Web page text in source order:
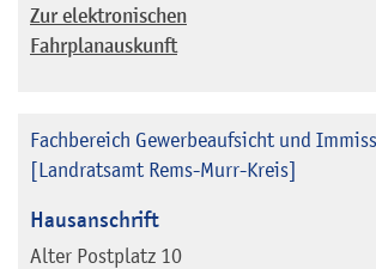
Zur elektronischen
Fahrplanauskunft
Fachbereich Gewerbeaufsicht und
[Landratsamt Rems-Murr-Kreis]
Hausanschrift
Alter Postplatz 10